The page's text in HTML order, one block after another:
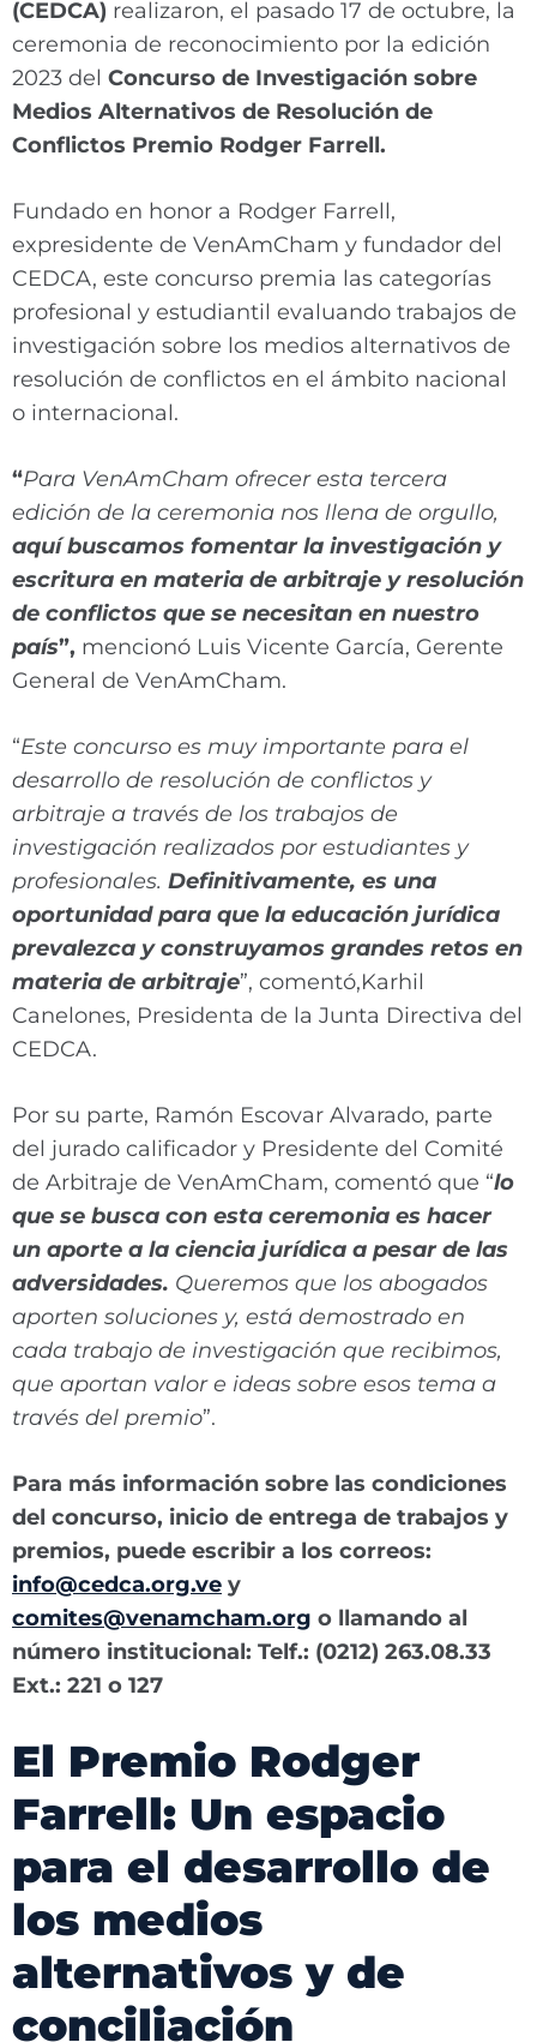
(CEDCA) realizaron, el pasado 17 de octubre, la
ceremonia de reconocimiento por la edición
2023 del Concurso de Investigación sobre
Medios Alternativos de Resolución de
Conflictos Premio Rodger Farrell.
Fundado en honor a Rodger Farrell,
expresidente de VenAmCham y fundador del
CEDCA, este concurso premia las categorías
profesional y estudiantil evaluando trabajos de
investigación sobre los medios alternativos de
resolución de conflictos en el ámbito nacional
o internacional.
“Para VenAmCham ofrecer esta tercera
edición de la ceremonia nos llena de orgullo,
aquí buscamos fomentar la investigación y
escritura en materia de arbitraje y resolución
de conflictos que se necesitan en nuestro
país”, mencionó Luis Vicente García, Gerente
General de VenAmCham.
“Este concurso es muy importante para el
desarrollo de resolución de conflictos y
arbitraje a través de los trabajos de
investigación realizados por estudiantes y
profesionales. Definitivamente, es una
oportunidad para que la educación jurídica
prevalezca y construyamos grandes retos en
materia de arbitraje”, comentó,Karhil
Canelones, Presidenta de la Junta Directiva del
CEDCA.
Por su parte, Ramón Escovar Alvarado, parte
del jurado calificador y Presidente del Comité
de Arbitraje de VenAmCham, comentó que “lo
que se busca con esta ceremonia es hacer
un aporte a la ciencia jurídica a pesar de las
adversidades. Queremos que los abogados
aporten soluciones y, está demostrado en
cada trabajo de investigación que recibimos,
que aportan valor e ideas sobre esos tema a
través del premio”.
Para más información sobre las condiciones
del concurso, inicio de entrega de trabajos y
premios, puede escribir a los correos:
info@cedca.org.ve y
comites@venamcham.org o llamando al
número institucional: Telf.: (0212) 263.08.33
Ext.: 221 o 127
El Premio Rodger
Farrell: Un espacio
para el desarrollo de
los medios
alternativos y de
conciliación